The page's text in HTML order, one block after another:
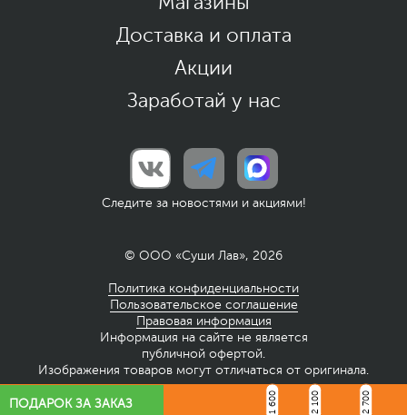
Доставка и оплата
Акции
Заработай у нас
Следите за новостями и акциями!
© ООО «Суши Лав», 2026
Политика конфиденциальности
Пользовательское соглашение
Правовая информация
Информация на сайте не является
публичной офертой.
Изображения товаров могут отличаться от оригинала.
ПОДАРОК ЗА ЗАКАЗ 1 600 2 100 2 700